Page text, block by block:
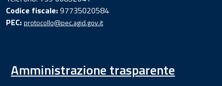
Codice fiscale:97735020584
PEC:protocollo@pec.agid.gov.it
Amministrazione trasparente